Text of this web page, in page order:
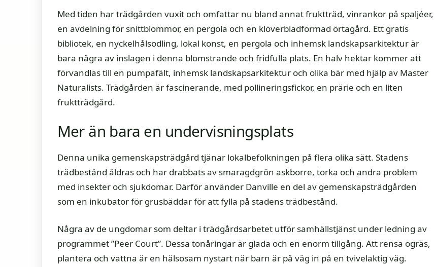
Med tiden har trädgården vuxit och omfattar nu bland annat fruktträd, vinrankor på spaljéer,
en avdelning för snittblommor, en pergola och en klöverbladformad örtagård. Ett gratis
bibliotek, en nyckelhålsodling, lokal konst, en pergola och inhemsk landskapsarkitektur är
bara några av inslagen i denna blomstrande och fridfulla plats. En halv hektar kommer att
förvandlas till en pumpafält, inhemsk landskapsarkitektur och olika bär med hjälp av Master
Naturalists. Trädgården är fascinerande, med pollineringsfickor, en prärie och en liten
fruktträdgård.
Mer än bara en undervisningsplats
Denna unika gemenskapsträdgård tjänar lokalbefolkningen på flera olika sätt. Stadens
trädbestånd åldras och har drabbats av smaragdgrön askborre, torka och andra problem
med insekter och sjukdomar. Därför använder Danville en del av gemenskapsträdgården
som en inkubator för grusbäddar för att fylla på stadens trädbestånd.
Några av de ungdomar som deltar i trädgårdsarbetet utför samhällstjänst under ledning av
programmet ”Peer Court”. Dessa tonåringar är glada och en enorm tillgång. Att rensa ogräs,
plantera och vattna är en hälsosam nystart när barn är på väg in på en tvivelaktig väg.